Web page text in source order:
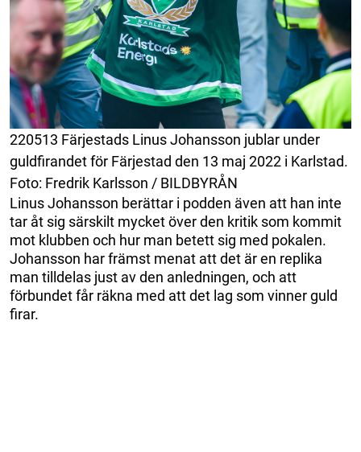
220513 Färjestads Linus Johansson jublar under
guldfirandet för Färjestad den 13 maj 2022 i Karlstad.
Foto: Fredrik Karlsson / BILDBYRÅN
Linus Johansson berättar i podden även att han inte
tar åt sig särskilt mycket över den kritik som kommit
mot klubben och hur man betett sig med pokalen.
Johansson har främst menat att det är en replika
man tilldelas just av den anledningen, och att
förbundet får räkna med att det lag som vinner guld
firar.